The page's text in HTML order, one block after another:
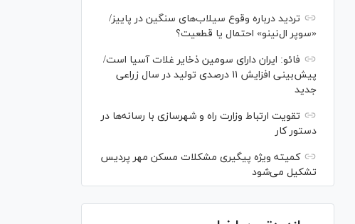
تردید درباره وقوع سیلاب‌های سنگین در پاییز/
«سوپر ال‌نینو» احتمال یا قطعیت؟
فائو: ایران دارای سومین ذخایر غلات آسیا است/
پیش‌بینی افزایش ۱۱ درصدی تولید در سال زراعی
جدید
تقویت ارتباط وزارت راه و شهرسازی با رسانه‌ها در
دستور کار
کمیته ویژه پیگیری مشکلات مسکن مهر پردیس
تشکیل می‌شود